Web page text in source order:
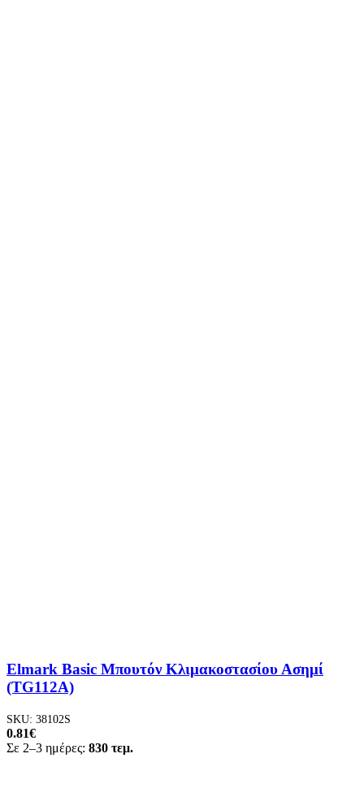
Elmark Basic Μπουτόν Κλιμακοστασίου Ασημί
(TG112A)
SKU: 38102S
0.81€
Σε 2–3 ημέρες: 830 τεμ.